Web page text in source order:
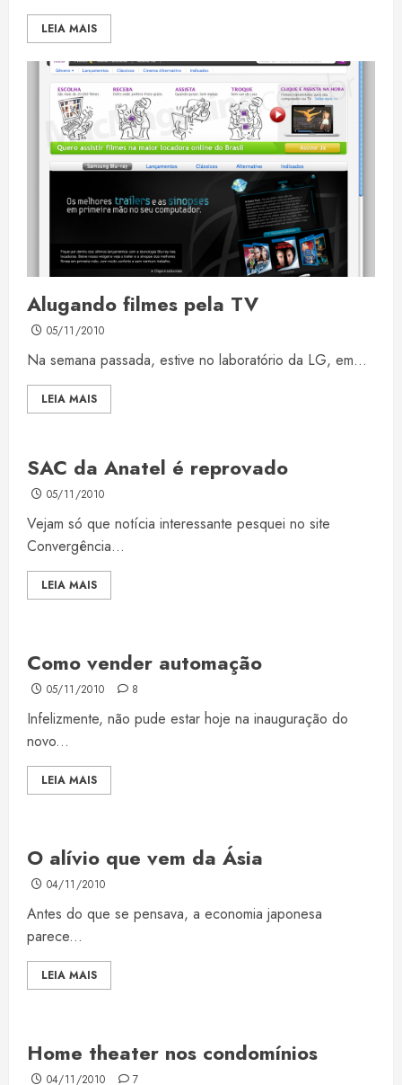
LEIA MAIS
Alugando filmes pela TV
05/11/2010
Na semana passada, estive no laboratório da LG, em...
LEIA MAIS
SAC da Anatel é reprovado
05/11/2010
Vejam só que notícia interessante pesquei no site
Convergência...
LEIA MAIS
Como vender automação
05/11/2010 8
Infelizmente, não pude estar hoje na inauguração do
novo...
LEIA MAIS
O alívio que vem da Ásia
04/11/2010
Antes do que se pensava, a economia japonesa
parece...
LEIA MAIS
Home theater nos condomínios
04/11/2010 7